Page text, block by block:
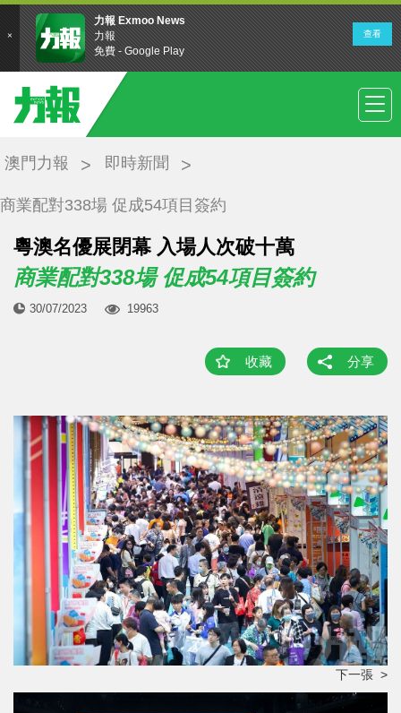
澳門力報 即時新聞
商業配對338場 促成54項目簽約
​粵澳名優展閉幕 入場人次破十萬
商業配對338場 促成54項目簽約
30/07/2023 19963
收藏 分享
下一張 >